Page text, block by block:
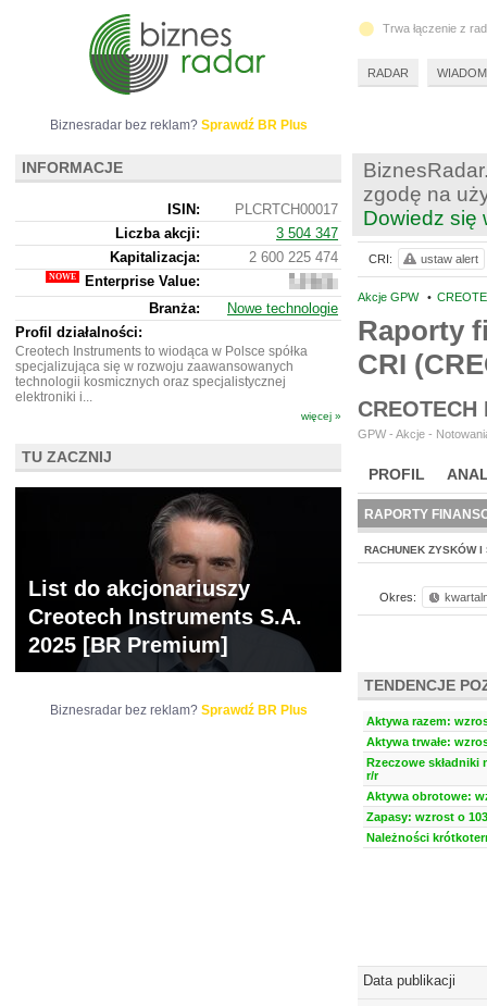
zgodę na
Dowiedz się
Akcje GPW •
Raporty
CRI
CREOTECH
GPW - Akcje -
PROFIL
WYCENA BR
RAPORTY
RACHUNEK ZYSKÓW I
Okres:
TENDENCJE
Aktywa razem:
Aktywa trwałe:
Rzeczowe składniki
r/r
Aktywa obrotowe:
Zapasy: wzrost o
Należności
Data publikacji
CRI: ustaw alert
Biznesradar bez reklam? Sprawdź BR Plus
INFORMACJE
ISIN:
PLCRTCH00017
Liczba akcji:
3 504 347
Kapitalizacja:
2 600 225 474
Enterprise Value:
2
547
093
Branża:
Nowe technologie
Profil działalności:
Creotech Instruments to wiodąca w Polsce spółka
specjalizująca się w rozwoju zaawansowanych
technologii kosmicznych oraz specjalistycznej
elektroniki i...
więcej »
TU ZACZNIJ
List do akcjonariuszy
Creotech Instruments S.A.
2025 [BR Premium]
Biznesradar bez reklam? Sprawdź BR Plus
Trwa łączenie z
RADAR